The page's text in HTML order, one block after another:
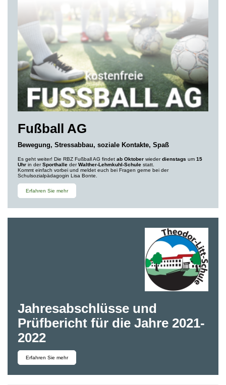
Fußball AG
Bewegung, Stressabbau, soziale Kontakte, Spaß
Es geht weiter! Die RBZ Fußball AG findet ab Oktober wiederdienstags um 15
Uhr in derSporthalle derWalther-Lehmkuhl-Schule statt.
Kommt einfach vorbei und meldet euch bei Fragen gerne bei der
Schulsozialpädagogin Lisa Bonte.
Erfahren Sie mehr
Jahresabschlüsse und
Prüfbericht für die Jahre 2021-
2022
Erfahren Sie mehr